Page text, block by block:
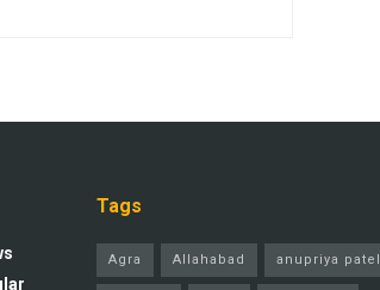
Tags
Agra Allahabad anupriya patel